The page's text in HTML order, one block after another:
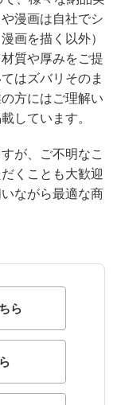
漫画は自社でシ
画を描く以外）
質や厚みをご提
はズバリそのま
方にはご理解い
しています。
が、ご不明なこ
くことも大歓迎
ながら最適な商
ら